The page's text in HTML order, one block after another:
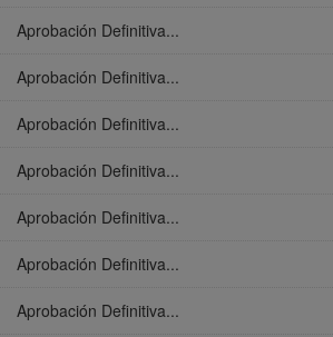
Aprobación Definitiva...
Aprobación Definitiva...
Aprobación Definitiva...
Aprobación Definitiva...
Aprobación Definitiva...
Aprobación Definitiva...
Aprobación Definitiva...